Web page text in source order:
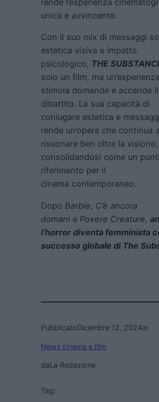
rende l’esperienza
unica e avvincente.
Con il suo mix di messaggi
estetica visiva e impatto
psicologico, THE
solo un film, ma
stimola domande e accende il
dibattito. La sua capacità di
coniugare estetica e
rende un’opera che continua a
risuonare ben oltre la visione,
consolidandosi come un
riferimento per il
cinema contemporaneo.
Dopo Barbie, C’è ancora
domani e Povere Creature,
l’horror diventa femminista
successo globale di The
PubblicatoDicembre 12, 2024in
News cinema e film
daLa Redazione
Tag: